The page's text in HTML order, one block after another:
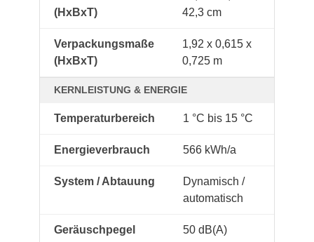
(HxBxT)
42,3 cm
Verpackungsmaße
(HxBxT)
1,92 x 0,615 x
0,725 m
KERNLEISTUNG & ENERGIE
Temperaturbereich 1 °C bis 15 °C
Energieverbrauch 566 kWh/a
System / Abtauung
Dynamisch /
automatisch
Geräuschpegel 50 dB(A)